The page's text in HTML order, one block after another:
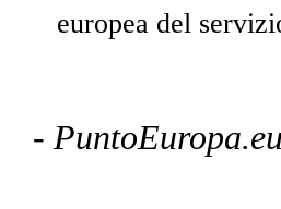
europea del
-